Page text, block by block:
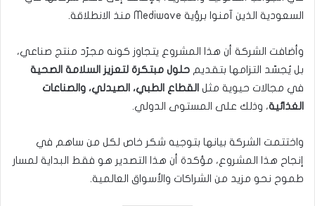
السعودية الذين آمنوا برؤية Mediwave منذ الانطلاقة.
وأضافت الشركة أن هذا المشروع يتجاوز كونه مجرّد منتج صناعي،
بل يُجسّد التزامها بتقديم حلول مبتكرة لتعزيز السلامة الصحية
في مجالات حيوية مثل القطاع الطبي، الصيدلي، والصناعات
الغذائية، وذلك على المستوى الدولي.
واختتمت الشركة بيانها بتوجيه شكر خاص لكل من ساهم في
إنجاح هذا المشروع، مؤكدة أن هذا التصدير هو فقط البداية لمسار
طموح نحو مزيد من الشراكات والأسواق العالمية.